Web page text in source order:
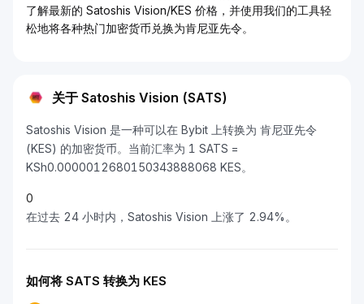
了解最新的 Satoshis Vision/KES 价格，并使用我们的工具轻
松地将各种热门加密货币兑换为肯尼亚先令。
关于 Satoshis Vision (SATS)
Satoshis Vision 是一种可以在 Bybit 上转换为 肯尼亚先令
(KES) 的加密货币。当前汇率为 1 SATS =
KSh0.0000012680150343888068 KES。
0
在过去 24 小时内，Satoshis Vision 上涨了 2.94%。
如何将 SATS 转换为 KES